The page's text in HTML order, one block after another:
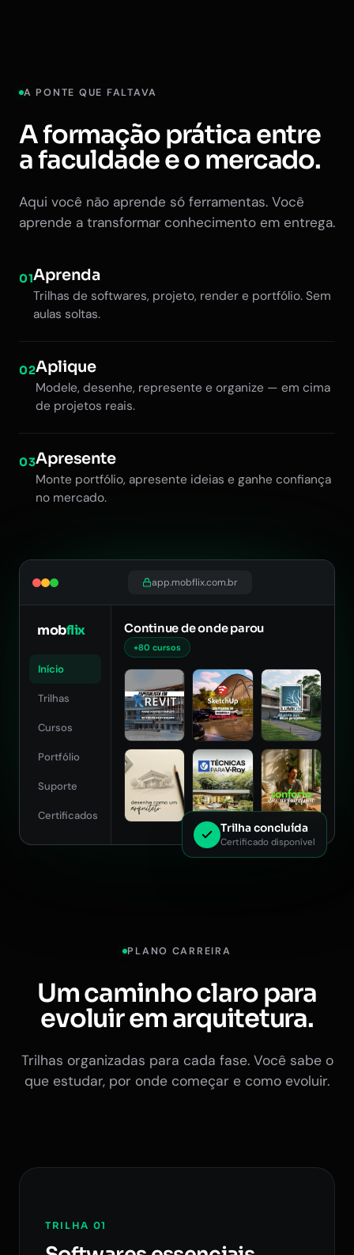
A PONTE QUE FALTAVA
A formação prática entre
a faculdade e o mercado.
Aqui você não aprende só ferramentas. Você
aprende a transformar conhecimento em entrega.
01Aprenda
Trilhas de softwares, projeto, render e portfólio. Sem
aulas soltas.
02Aplique
Modele, desenhe, represente e organize — em cima
de projetos reais.
03Apresente
Monte portfólio, apresente ideias e ganhe confiança
no mercado.
app.mobflix.com.br
mobflix
Início
Trilhas
Cursos
Portfólio
Suporte
Certificados
Continue de onde parou
+80 cursos
Trilha concluída
Certificado disponível
PLANO CARREIRA
Um caminho claro para
evoluir em arquitetura.
Trilhas organizadas para cada fase. Você sabe o
que estudar, por onde começar e como evoluir.
TRILHA 01